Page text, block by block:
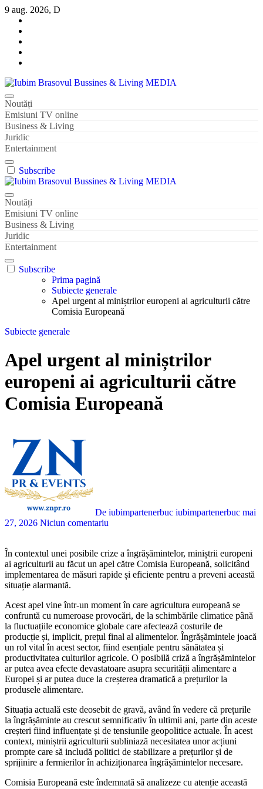
Sari
conținut
9 aug. 2026, D
Iubim Brasovul Bussines & Living MEDIA
Din pasiune și dragoste pentru Brașoveni
Noutăți
Emisiuni TV online
Business & Living
Juridic
Entertainment
Subscribe
Iubim Brasovul Bussines & Living MEDIA
Din pasiune și dragoste pentru Brașoveni
Noutăți
Emisiuni TV online
Business & Living
Juridic
Entertainment
Subscribe
Prima pagină
Subiecte generale
Apel urgent al miniștrilor europeni ai agriculturii către
Comisia Europeană
Subiecte generale
Apel urgent al miniștrilor
europeni ai agriculturii către
Comisia Europeană
De iubimpartenerbuc iubimpartenerbuc mai
27, 2026 Niciun comentariu
În contextul unei posibile crize a îngrășămintelor, miniștrii europeni
ai agriculturii au făcut un apel către Comisia Europeană, solicitând
implementarea de măsuri rapide și eficiente pentru a preveni această
situație alarmantă.
Acest apel vine într-un moment în care agricultura europeană se
confruntă cu numeroase provocări, de la schimbările climatice până
la fluctuațiile economice globale care afectează costurile de
producție și, implicit, prețul final al alimentelor. Îngrășămintele joacă
un rol vital în acest sector, fiind esențiale pentru sănătatea și
productivitatea culturilor agricole. O posibilă criză a îngrășămintelor
ar putea avea efecte devastatoare asupra securității alimentare a
Europei și ar putea duce la creșterea dramatică a prețurilor la
produsele alimentare.
Situația actuală este deosebit de gravă, având în vedere că prețurile
la îngrășăminte au crescut semnificativ în ultimii ani, parte din aceste
creșteri fiind influențate și de tensiunile geopolitice actuale. În acest
context, miniștrii agriculturii subliniază necesitatea unor acțiuni
prompte care să includă politici de stabilizare a prețurilor și de
sprijinire a fermierilor în achiziționarea îngrășămintelor necesare.
Comisia Europeană este îndemnată să analizeze cu atenție această